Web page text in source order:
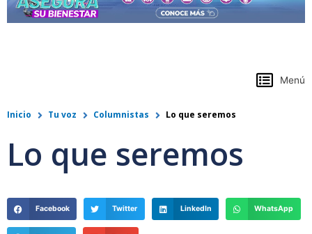
Menú
Inicio Tu voz Columnistas Lo que seremos
Lo que seremos
Facebook Twitter LinkedIn WhatsApp